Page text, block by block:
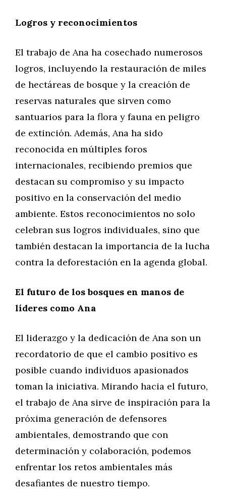
Logros y reconocimientos
El trabajo de Ana ha cosechado numerosos
logros, incluyendo la restauración de miles
de hectáreas de bosque y la creación de
reservas naturales que sirven como
santuarios para la flora y fauna en peligro
de extinción. Además, Ana ha sido
reconocida en múltiples foros
internacionales, recibiendo premios que
destacan su compromiso y su impacto
positivo en la conservación del medio
ambiente. Estos reconocimientos no solo
celebran sus logros individuales, sino que
también destacan la importancia de la lucha
contra la deforestación en la agenda global.
El futuro de los bosques en manos de
líderes como Ana
El liderazgo y la dedicación de Ana son un
recordatorio de que el cambio positivo es
posible cuando individuos apasionados
toman la iniciativa. Mirando hacia el futuro,
el trabajo de Ana sirve de inspiración para la
próxima generación de defensores
ambientales, demostrando que con
determinación y colaboración, podemos
enfrentar los retos ambientales más
desafiantes de nuestro tiempo.